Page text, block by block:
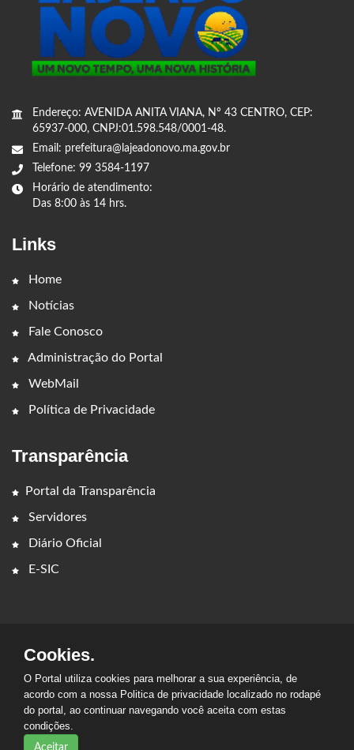
Endereço: AVENIDA ANITA VIANA, Nº 43 CENTRO, CEP:
65937-000, CNPJ:01.598.548/0001-48.
Email: prefeitura@lajeadonovo.ma.gov.br
Telefone: 99 3584-1197
Horário de atendimento:
Das 8:00 às 14 hrs.
Links
Home
Notícias
Fale Conosco
Administração do Portal
WebMail
Política de Privacidade
Transparência
Portal da Transparência
Servidores
Diário Oficial
E-SIC
Cookies.
O Portal utiliza cookies para melhorar a sua experiência, de
acordo com a nossa Politica de privacidade localizado no rodapé
do portal, ao continuar navegando você aceita com estas
condições.
Aceitar
2026 - PREFEITURA MUNICIPAL DE LAJEADO NOVO. Todos os
direitos reservados.